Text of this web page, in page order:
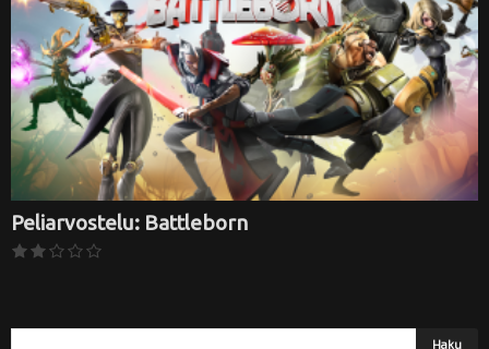
Peliarvostelu: Battleborn